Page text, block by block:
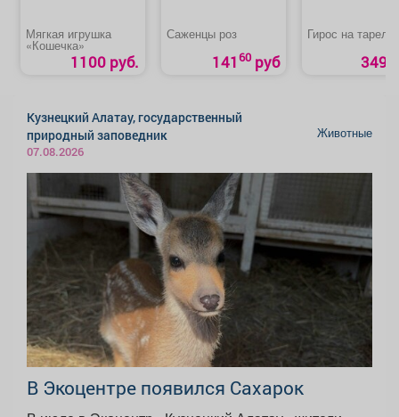
Мягкая игрушка
«Кошечка»
1100 руб.
Саженцы роз
14160 руб
Гирос на тарелке
349
Кузнецкий Алатау, государственный
природный заповедник
07.08.2026
Животные
В Экоцентре появился Сахарок